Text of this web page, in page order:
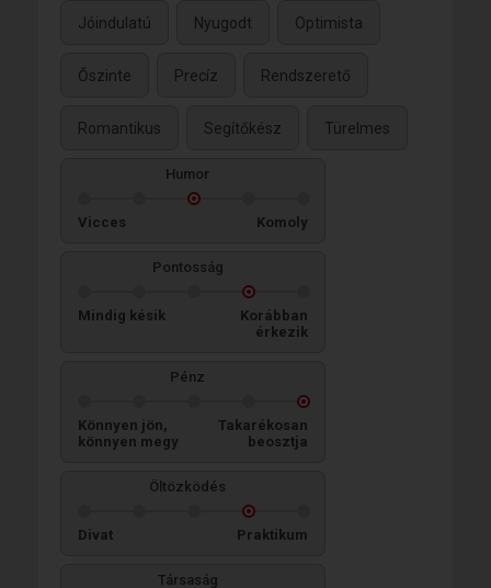
Jóindulatú Nyugodt Optimista
Őszinte Precíz Rendszerető
Romantikus Segítőkész Türelmes
Humor
Vicces Komoly
Pontosság
Mindig késik
Korábban
érkezik
Pénz
Könnyen jön,
könnyen megy
Takarékosan
beosztja
Öltözködés
Divat Praktikum
Társaság